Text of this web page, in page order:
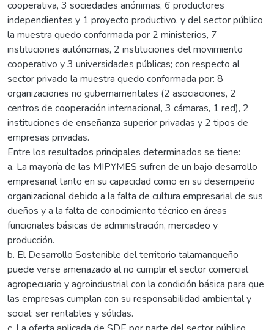
cooperativa, 3 sociedades anónimas, 6 productores
independientes y 1 proyecto productivo, y del sector público
la muestra quedo conformada por 2 ministerios, 7
instituciones autónomas, 2 instituciones del movimiento
cooperativo y 3 universidades públicas; con respecto al
sector privado la muestra quedo conformada por: 8
organizaciones no gubernamentales (2 asociaciones, 2
centros de cooperación internacional, 3 cámaras, 1 red), 2
instituciones de enseñanza superior privadas y 2 tipos de
empresas privadas.
Entre los resultados principales determinados se tiene:
a. La mayoría de las MIPYMES sufren de un bajo desarrollo
empresarial tanto en su capacidad como en su desempeño
organizacional debido a la falta de cultura empresarial de sus
dueños y a la falta de conocimiento técnico en áreas
funcionales básicas de administración, mercadeo y
producción.
b. El Desarrollo Sostenible del territorio talamanqueño
puede verse amenazado al no cumplir el sector comercial
agropecuario y agroindustrial con la condición básica para que
las empresas cumplan con su responsabilidad ambiental y
social: ser rentables y sólidas.